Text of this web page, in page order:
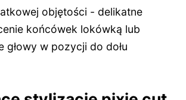
objętości - delikatne
końcówek lokówką lub
głowy w pozycji do dołu